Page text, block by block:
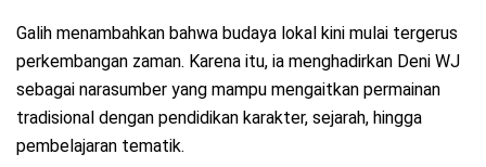
Galih menambahkan bahwa budaya lokal kini mulai tergerus
perkembangan zaman. Karena itu, ia menghadirkan Deni WJ
sebagai narasumber yang mampu mengaitkan permainan
tradisional dengan pendidikan karakter, sejarah, hingga
pembelajaran tematik.